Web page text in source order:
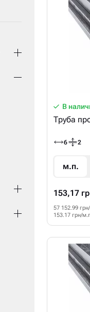
В
Труба
6 2
м.п.
153,17
57 152.99
153.17 грн/